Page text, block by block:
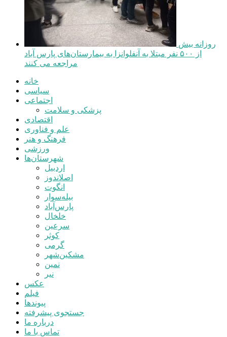
از ۵۰۰ نفر مبتلا به آنفلوانزا به بیمارستان‌های پارس آباد
مراجعه می کنند
خانه
سیاسی
اجتماعی
پزشکی و سلامت
اقتصادی
علم و فناوری
فرهنگ و هنر
ورزشی
شهرستان‌ها
اردبیل
اصلاندوز
انگوت
بیله‌سوار
پارس‌آباد
خلخال
سرعین
کوثر
گرمی
مشکین‌شهر
نمین
نیر
عکس
فیلم
پیوندها
جستجوی پیشرفته
درباره ما
تماس با ما